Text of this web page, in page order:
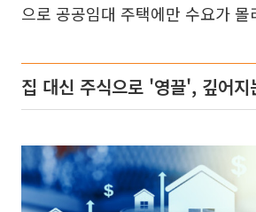
으로 공공임대 주택에만 수요가 몰
집 대신 주식으로 '영끌', 깊어지